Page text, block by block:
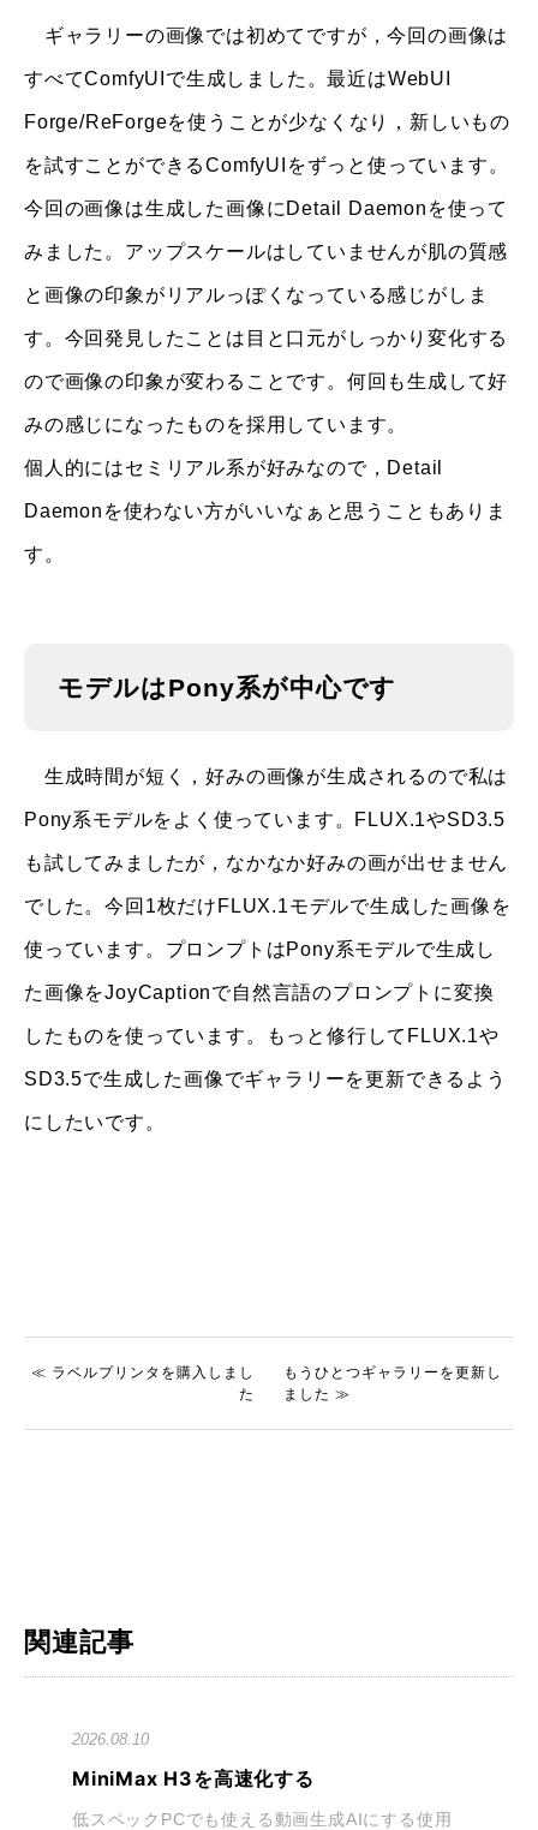
ギャラリーの画像では初めてですが，今回の画像は
すべてComfyUIで生成しました。最近はWebUI
Forge/ReForgeを使うことが少なくなり，新しいもの
を試すことができるComfyUIをずっと使っています。
今回の画像は生成した画像にDetail Daemonを使って
みました。アップスケールはしていませんが肌の質感
と画像の印象がリアルっぽくなっている感じがしま
す。今回発見したことは目と口元がしっかり変化する
ので画像の印象が変わることです。何回も生成して好
みの感じになったものを採用しています。
個人的にはセミリアル系が好みなので，Detail
Daemonを使わない方がいいなぁと思うこともありま
す。
モデルはPony系が中心です
生成時間が短く，好みの画像が生成されるので私は
Pony系モデルをよく使っています。FLUX.1やSD3.5
も試してみましたが，なかなか好みの画が出せません
でした。今回1枚だけFLUX.1モデルで生成した画像を
使っています。プロンプトはPony系モデルで生成し
た画像をJoyCaptionで自然言語のプロンプトに変換
したものを使っています。もっと修行してFLUX.1や
SD3.5で生成した画像でギャラリーを更新できるよう
にしたいです。
≪ ラベルプリンタを購入しまし
た
もうひとつギャラリーを更新し
ました ≫
関連記事
2026.08.10
MiniMax H3を高速化する
低スペックPCでも使える動画生成AIにする使用